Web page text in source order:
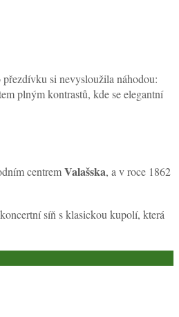
si nevysloužila náhodou:
plným kontrastů, kde se elegantní
centremValašska, a v roce 1862
síň s klasickou kupolí, která